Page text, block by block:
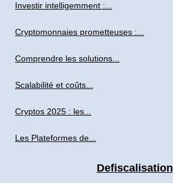
Investir intelligemment :...
Cryptomonnaies prometteuses :...
Comprendre les solutions...
Scalabilité et coûts...
Cryptos 2025 : les...
Les Plateformes de...
Defiscalisation